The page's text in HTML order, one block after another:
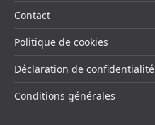
Contact
Politique de cookies
Déclaration de confidentialité
Conditions générales